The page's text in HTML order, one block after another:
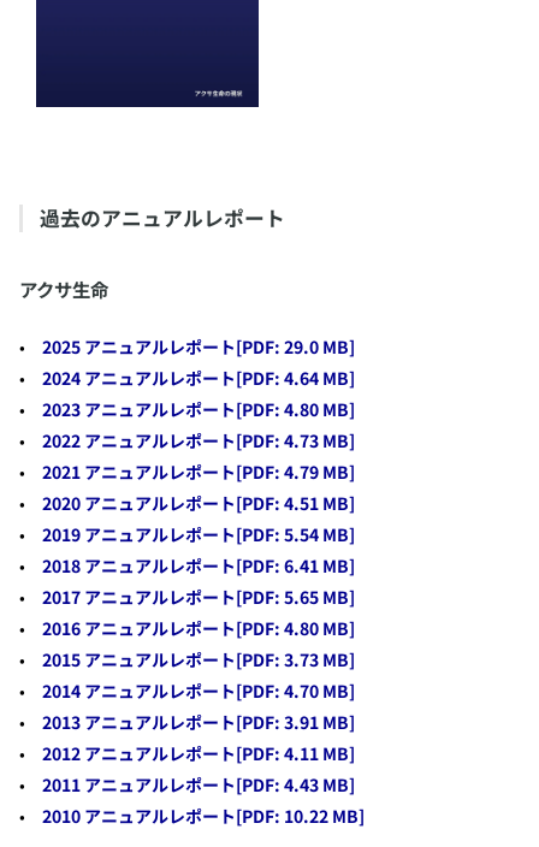
第3四半期末業績報告書
（2025/02/14発表）
アクサ生命「2024年度第3四半期末業績のお知らせ」[PDF:
686KB]
上半期業績報告書
（2024/11/21発表）
アクサ生命「2024年度上半期末業績のお知らせ」[PDF:
927KB]
第1四半期業績報告書
（2024/08/14発表）
アクサ生命「2024年度第1四半期業績のお知らせ」[PDF:
684KB]
​過去のアニュアルレポート
​アクサ生命
​2025 アニュアルレポート[PDF: 29.0 MB]
​2024 アニュアルレポート[PDF: 4.64 MB]
​2023 アニュアルレポート[PDF: 4.80 MB]
​2022 アニュアルレポート[PDF: 4.73 MB]
​2021 アニュアルレポート[PDF: 4.79 MB]
​2020 アニュアルレポート[PDF: 4.51 MB]
​2019 アニュアルレポート[PDF: 5.54 MB]
​2018 アニュアルレポート[PDF: 6.41 MB]
​2017 アニュアルレポート[PDF: 5.65 MB]
​2016 アニュアルレポート[PDF: 4.80 MB]
​2015 アニュアルレポート[PDF: 3.73 MB]
​2014 アニュアルレポート[PDF: 4.70 MB]
​2013 アニュアルレポート[PDF: 3.91 MB]
​2012 アニュアルレポート[PDF: 4.11 MB]
​2011 アニュアルレポート[PDF: 4.43 MB]
​2010 アニュアルレポート[PDF: 10.22 MB]